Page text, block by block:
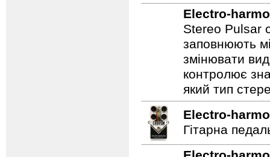
Electro-
Stereo Pulsar
заповнюють
змінювати
контролює
який тип
Electro-
Гітарна